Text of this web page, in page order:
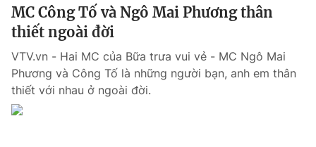
Tư vấn
Chuyên mục khác
Emagazine Podcast
Photo
MC Công Tố và Ngô Mai Phương thân
thiết ngoài đời
VTV.vn - Hai MC của Bữa trưa vui vẻ - MC Ngô Mai
Phương và Công Tố là những người bạn, anh em thân
thiết với nhau ở ngoài đời.